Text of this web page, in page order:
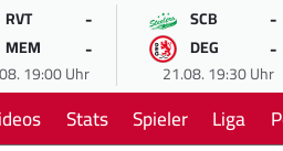
RVT -
MEM -
19:00 Uhr
SCB -
DEG -
21.08. 19:30 Uhr
Stats Spieler Liga